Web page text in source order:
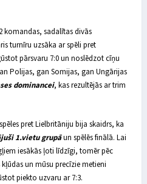
komandas, sadalītas divās
turnīru uzsāka ar spēli pret
pārsvaru 7:0 un noslēdzot cīņu
Polijas, gan Somijas, gan Ungārijas
dominancei, kas rezultējās ar trim
pret Lielbritāniju bija skaidrs, ka
1.vietu grupāun spēlēs finālā. Lai
iesākās ļoti līdzīgi, tomēr pēc
un mūsu precīzie metieni
piekto uzvaru ar 7:3.